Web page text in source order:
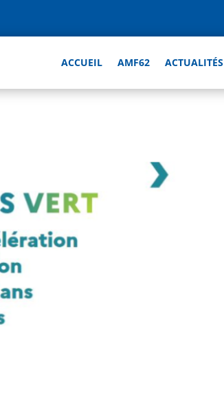
ACCUEIL AMF62 ACTUALITÉS